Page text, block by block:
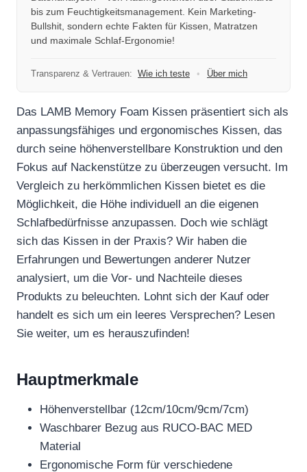
bis zum Feuchtigkeitsmanagement. Kein Marketing-
Bullshit, sondern echte Fakten für Kissen, Matratzen
und maximale Schlaf-Ergonomie!
Transparenz & Vertrauen: Wie ich teste • Über mich
Das LAMB Memory Foam Kissen präsentiert sich als
anpassungsfähiges und ergonomisches Kissen, das
durch seine höhenverstellbare Konstruktion und den
Fokus auf Nackenstütze zu überzeugen versucht. Im
Vergleich zu herkömmlichen Kissen bietet es die
Möglichkeit, die Höhe individuell an die eigenen
Schlafbedürfnisse anzupassen. Doch wie schlägt
sich das Kissen in der Praxis? Wir haben die
Erfahrungen und Bewertungen anderer Nutzer
analysiert, um die Vor- und Nachteile dieses
Produkts zu beleuchten. Lohnt sich der Kauf oder
handelt es sich um ein leeres Versprechen? Lesen
Sie weiter, um es herauszufinden!
Hauptmerkmale
Höhenverstellbar (12cm/10cm/9cm/7cm)
Waschbarer Bezug aus RUCO-BAC MED
Material
Ergonomische Form für verschiedene